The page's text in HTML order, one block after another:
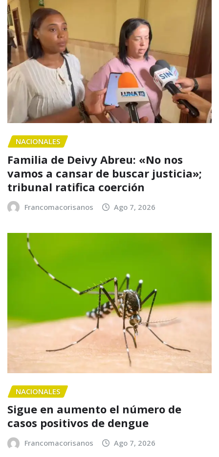
NACIONALES
Familia de Deivy Abreu: «No nos
vamos a cansar de buscar justicia»;
tribunal ratifica coerción
Francomacorisanos Ago 7, 2026
NACIONALES
Sigue en aumento el número de
casos positivos de dengue
Francomacorisanos Ago 7, 2026